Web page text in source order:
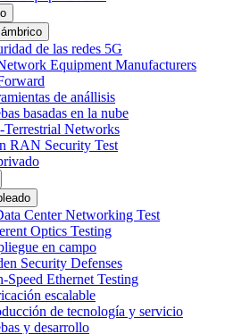
de las redes 5G
Equipment Manufacturers
de anállisis
basadas en la nube
Terrestrial Networks
RAN Security Test
Center Networking Test
Optics Testing
en campo
Security Defenses
Speed Ethernet Testing
escalable
de tecnología y servicio
y desarrollo